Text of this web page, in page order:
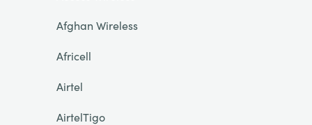
Afghan Wireless
Africell
Airtel
AirtelTigo